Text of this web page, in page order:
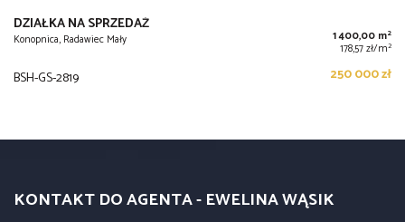
DZIAŁKA NA SPRZEDAŻ
Konopnica, Radawiec Mały 1 400,00 m2
178,57 zł/m2
BSH-GS-2819 250 000 zł
KONTAKT DO AGENTA - EWELINA WĄSIK